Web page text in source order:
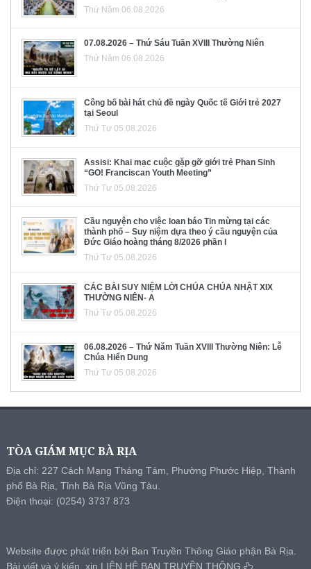
Thứ Năm 06.08.2026
07.08.2026 – Thứ Sáu Tuần XVIII Thường Niên
Thứ Năm 06.08.2026
Công bố bài hát chủ đề ngày Quốc tế Giới trẻ 2027
tại Seoul
Thứ Tư 05.08.2026
Assisi: Khai mạc cuộc gặp gỡ giới trẻ Phan Sinh
“GO! Franciscan Youth Meeting”
Thứ Tư 05.08.2026
Cầu nguyện cho việc loan báo Tin mừng tại các
thành phố – Suy niệm dựa theo ý cầu nguyện của
Đức Giáo hoàng tháng 8/2026 phần I
Thứ Tư 05.08.2026
CÁC BÀI SUY NIỆM LỜI CHÚA CHÚA NHẬT XIX
THƯỜNG NIÊN- A
Thứ Tư 05.08.2026
06.08.2026 – Thứ Năm Tuần XVIII Thường Niên: Lễ
Chúa Hiển Dung
Thứ Tư 05.08.2026
TÒA GIÁM MỤC BÀ RỊA
Địa chỉ: 227 Cách Mạng Tháng Tám, Phường Phước Hiệp, Thành
phố Bà Rịa, Tỉnh Bà Rịa Vũng Tàu.
Điện thoại: (0254) 3737 873
Website được phát triển bởi Ban Truyền Thông Giáo phận Bà Rịa.
Bài viết và ý kiến, xin LIÊN HỆ BAN TRUYỀN THÔNG